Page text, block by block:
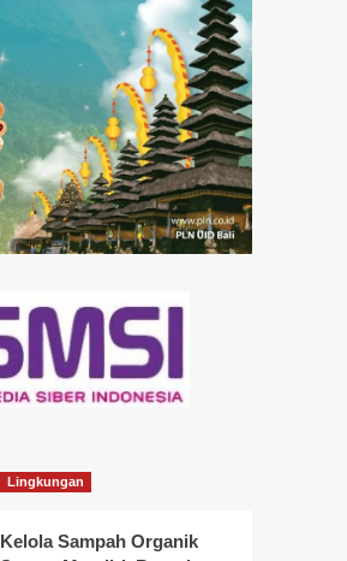
Lingkungan
Kelola Sampah Organik